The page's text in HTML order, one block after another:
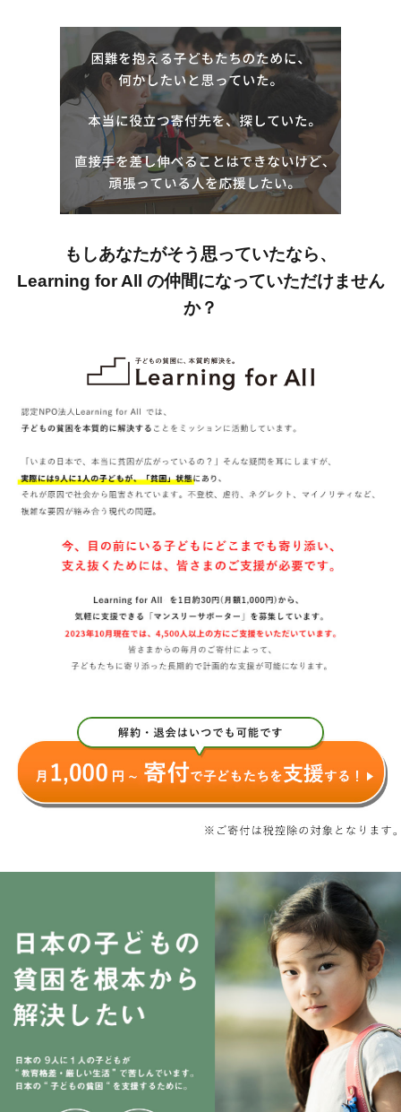
もしあなたがそう思っていたなら、
Learning for All の仲間になっていただけません
か？